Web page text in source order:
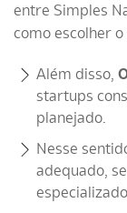
entre Simples
como escolher
Além disso,
startups
planejado.
Nesse
adequado,